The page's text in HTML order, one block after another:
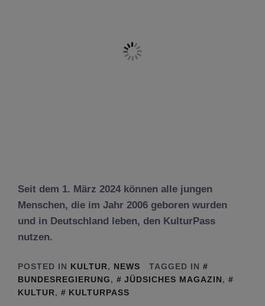
Seit dem 1. März 2024 können alle jungen
Menschen, die im Jahr 2006 geboren wurden
und in Deutschland leben, den KulturPass
nutzen.
POSTED IN KULTUR, NEWS
TAGGED IN
BUNDESREGIERUNG, JÜDSICHES MAGAZIN,
KULTUR, KULTURPASS